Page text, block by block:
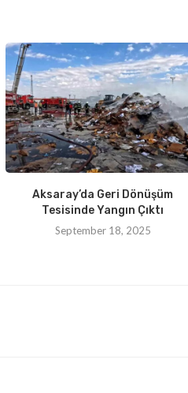
Aksaray’da Geri Dönüşüm
Tesisinde Yangın Çıktı
September 18, 2025